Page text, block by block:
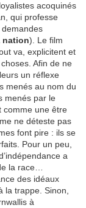
acoquinés
qui professe
demandes
nation). Le film
va, explicitent et
Afin de ne
un réflexe
menés au nom du
menés par le
comme une être
ne déteste pas
font pire : ils se
Pour un peu,
a
la race…
des idéaux
la trappe. Sinon,
à